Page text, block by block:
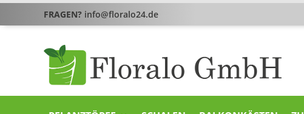
FRAGEN? info@floralo24.de